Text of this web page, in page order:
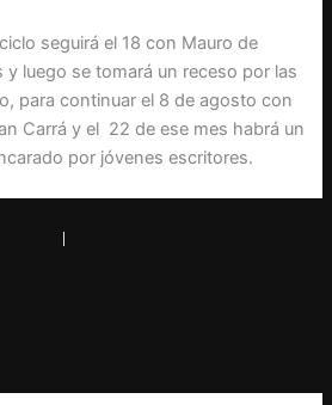
seguirá el 18 con Mauro de
luego se tomará un receso por las
para continuar el 8 de agosto con
Carrá y el 22 de ese mes habrá un
por jóvenes escritores.